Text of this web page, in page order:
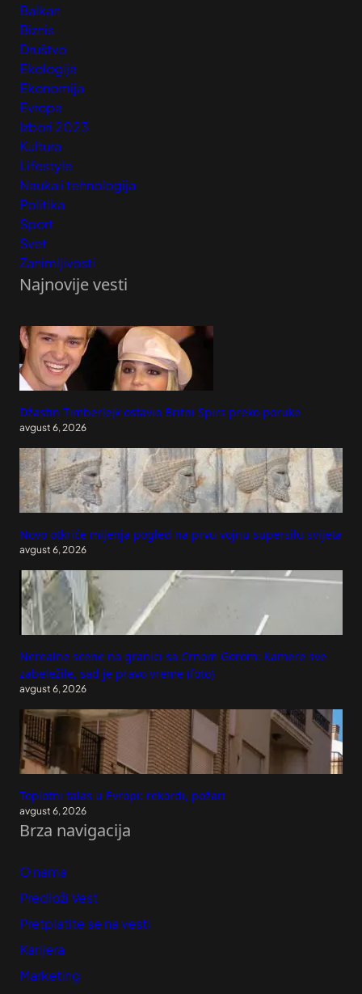
Balkan
Biznis
Društvo
Ekologija
Ekonomija
Evropa
Izbori 2023
Kultura
Lifestyle
Nauka i tehnologija
Politika
Sport
Svet
Zanimljivosti
Najnovije vesti
Džastin Timberlejk ostavio Britni Spirs preko poruke
avgust 6, 2026
Novo otkriće mijenja pogled na prvu vojnu supersilu svijeta
avgust 6, 2026
Nerealne scene na granici sa Crnom Gorom: Kamere sve
zabeležile, sad je pravo vreme (foto)
avgust 6, 2026
Toplotni talas u Evropi: rekordi, požari
avgust 6, 2026
Brza navigacija
O nama
Predloži Vest
Pretplatite se na vesti
Karijera
Marketing